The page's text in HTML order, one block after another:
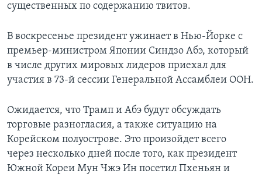
существенных по содержанию твитов.
В воскресенье президент ужинает в Нью-Йорке с
премьер-министром Японии Синдзо Абэ, который
в числе других мировых лидеров приехал для
участия в 73-й сессии Генеральной Ассамблеи ООН.
Ожидается, что Трамп и Абэ будут обсуждать
торговые разногласия, а также ситуацию на
Корейском полуострове. Это произойдет всего
через несколько дней после того, как президент
Южной Кореи Мун Чжэ Ин посетил Пхеньян и